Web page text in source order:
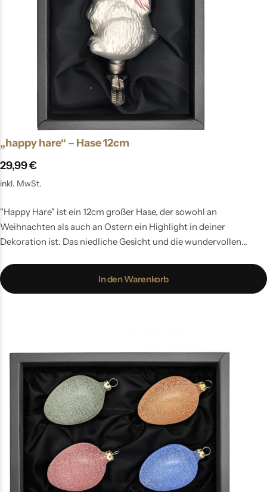
„happy hare“ – Hase 12cm
29,99€
inkl. MwSt.
"Happy Hare" ist ein 12cm großer Hase, der sowohl an
Weihnachten als auch an Ostern ein Highlight in deiner
Dekoration ist. Das niedliche Gesicht und die wundervollen
In den Warenkorb